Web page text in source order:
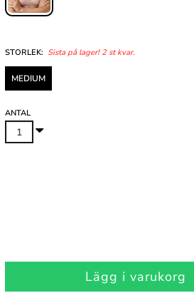
STORLEK: Sista på lager! 2 st kvar.
MEDIUM
ANTAL
Lägg i varukorg